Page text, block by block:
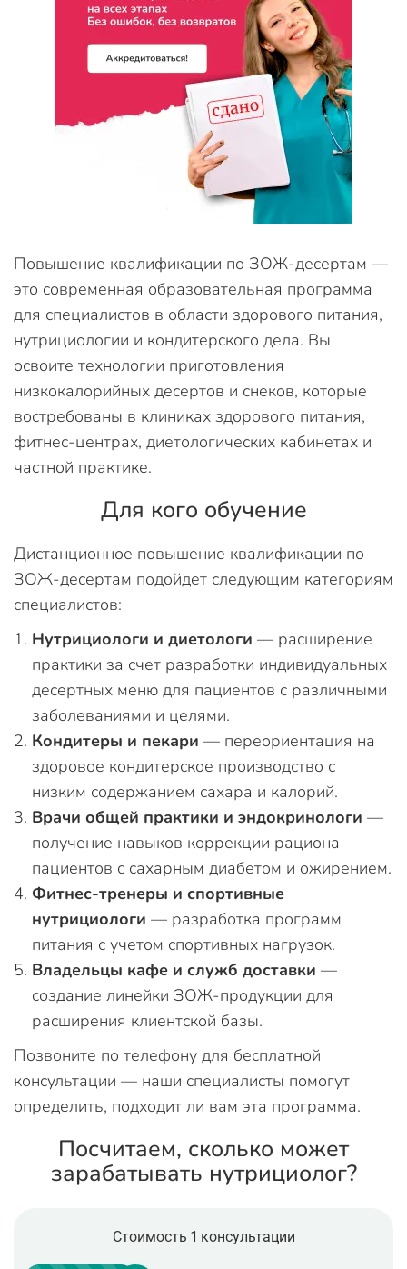
Повышение квалификации по ЗОЖ-десертам —
это современная образовательная программа
для специалистов в области здорового питания,
нутрициологии и кондитерского дела. Вы
освоите технологии приготовления
низкокалорийных десертов и снеков, которые
востребованы в клиниках здорового питания,
фитнес-центрах, диетологических кабинетах и
частной практике.
Для кого обучение
Дистанционное повышение квалификации по
ЗОЖ-десертам подойдет следующим категориям
специалистов:
Нутрициологи и диетологи — расширение
практики за счет разработки индивидуальных
десертных меню для пациентов с различными
заболеваниями и целями.
Кондитеры и пекари — переориентация на
здоровое кондитерское производство с
низким содержанием сахара и калорий.
Врачи общей практики и эндокринологи —
получение навыков коррекции рациона
пациентов с сахарным диабетом и ожирением.
Фитнес-тренеры и спортивные
нутрициологи — разработка программ
питания с учетом спортивных нагрузок.
Владельцы кафе и служб доставки —
создание линейки ЗОЖ-продукции для
расширения клиентской базы.
Позвоните по телефону для бесплатной
консультации — наши специалисты помогут
определить, подходит ли вам эта программа.
Посчитаем, сколько может
зарабатывать нутрициолог?
Стоимость 1 консультации